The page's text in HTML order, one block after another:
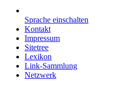
Sprache einschalten
Kontakt
Impressum
Sitetree
Lexikon
Link-Sammlung
Netzwerk